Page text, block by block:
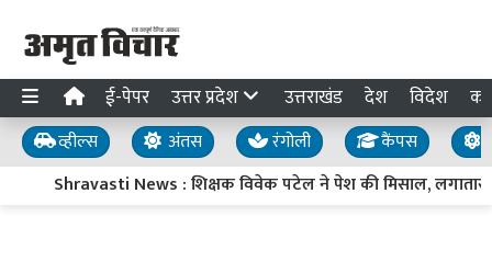
ई-पेपर उत्तर प्रदेश उत्तराखंड देश विदेश
व्हील्स अंतस रंगोली कैंपस
Shravasti News : शिक्षक विवेक पटेल ने पेश की मिसाल, लगातार